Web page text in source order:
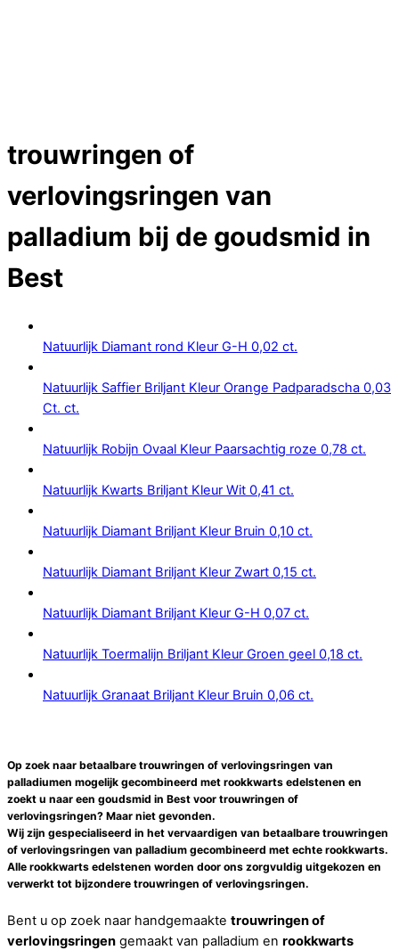
trouwringen of
verlovingsringen van
palladium bij de goudsmid in
Best
Natuurlijk Diamant rond Kleur G-H 0,02 ct.
Natuurlijk Saffier Briljant Kleur Orange Padparadscha 0,03
Ct. ct.
Natuurlijk Robijn Ovaal Kleur Paarsachtig roze 0,78 ct.
Natuurlijk Kwarts Briljant Kleur Wit 0,41 ct.
Natuurlijk Diamant Briljant Kleur Bruin 0,10 ct.
Natuurlijk Diamant Briljant Kleur Zwart 0,15 ct.
Natuurlijk Diamant Briljant Kleur G-H 0,07 ct.
Natuurlijk Toermalijn Briljant Kleur Groen geel 0,18 ct.
Natuurlijk Granaat Briljant Kleur Bruin 0,06 ct.
Op zoek naar betaalbare trouwringen of verlovingsringen van
palladiumen mogelijk gecombineerd met rookkwarts edelstenen en
zoekt u naar een goudsmid in Best voor trouwringen of
verlovingsringen? Maar niet gevonden.
Wij zijn gespecialiseerd in het vervaardigen van betaalbare trouwringen
of verlovingsringen van palladium gecombineerd met echte rookkwarts.
Alle rookkwarts edelstenen worden door ons zorgvuldig uitgekozen en
verwerkt tot bijzondere trouwringen of verlovingsringen.
Bent u op zoek naar handgemaakte trouwringen of
verlovingsringen gemaakt van palladium en rookkwarts